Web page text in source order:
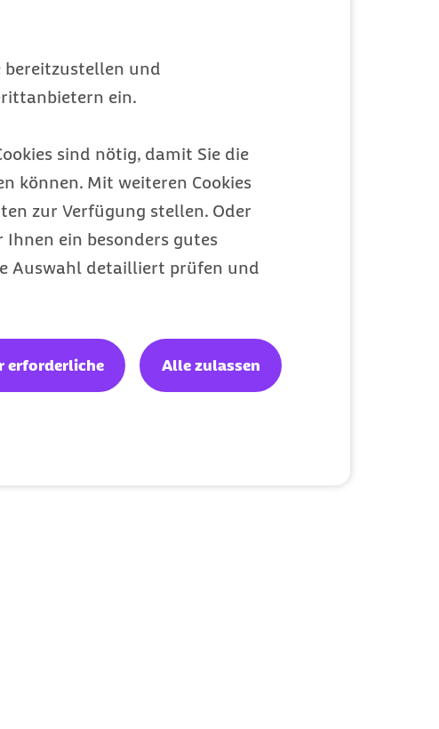
bereitzustellen und
ein.
sind nötig, damit Sie die
können. Mit weiteren Cookies
zur Verfügung stellen. Oder
ein besonders gutes
Auswahl detailliert prüfen und
erforderliche Alle zulassen